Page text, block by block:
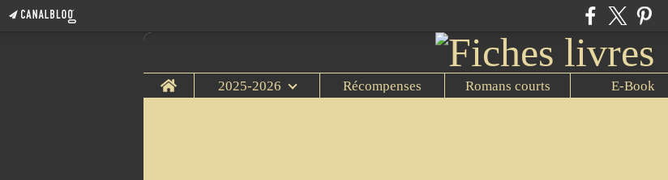
Home 2025-2026 Récompenses Romans courts E-Book